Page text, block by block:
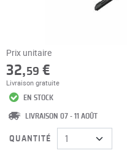
Prix unitaire
32,59 €
Livraison gratuite
EN STOCK
LIVRAISON 07 - 11 AOÛT
QUANTITÉ